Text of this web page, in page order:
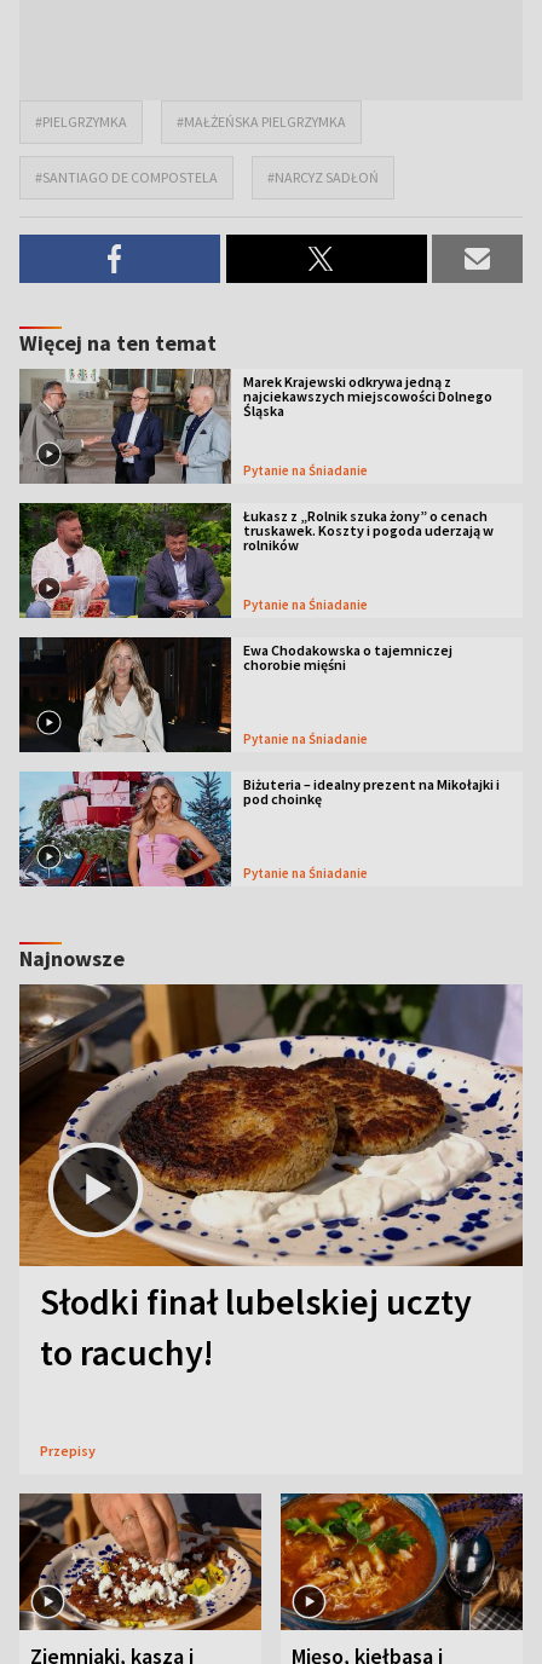
#PIELGRZYMKA #MAŁŻEŃSKA PIELGRZYMKA
#SANTIAGO DE COMPOSTELA #NARCYZ SADŁOŃ
Więcej na ten temat
Marek Krajewski odkrywa jedną z
najciekawszych miejscowości Dolnego
Śląska
Pytanie na Śniadanie
Łukasz z „Rolnik szuka żony” o cenach
truskawek. Koszty i pogoda uderzają w
rolników
Pytanie na Śniadanie
Ewa Chodakowska o tajemniczej
chorobie mięśni
Pytanie na Śniadanie
Biżuteria – idealny prezent na Mikołajki i
pod choinkę
Pytanie na Śniadanie
Najnowsze
Słodki finał lubelskiej uczty
to racuchy!
Przepisy
Ziemniaki, kasza i Mięso, kiełbasa i